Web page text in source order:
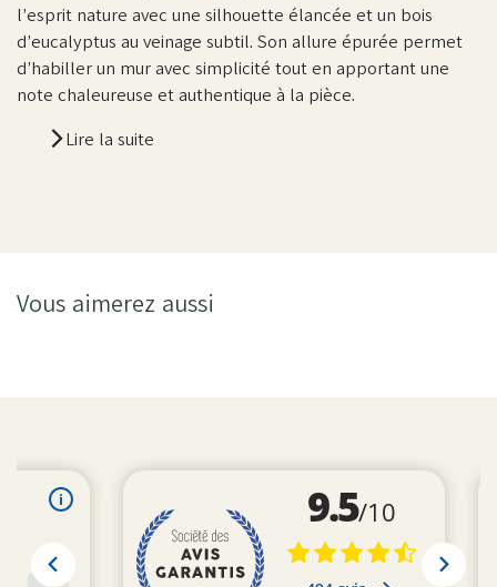
l’esprit nature avec une silhouette élancée et un bois
d’eucalyptus au veinage subtil. Son allure épurée permet
d’habiller un mur avec simplicité tout en apportant une
note chaleureuse et authentique à la pièce.
Lire la suite
Vous aimerez aussi